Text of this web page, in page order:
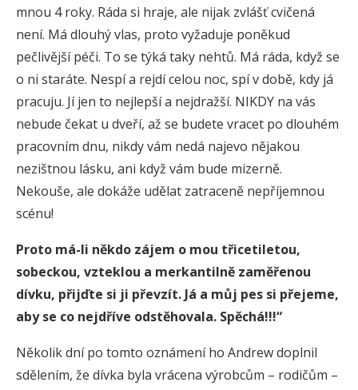
mnou 4 roky. Ráda si hraje, ale nijak zvlášť cvičená
není. Má dlouhý vlas, proto vyžaduje poněkud
pečlivější péči. To se týká taky nehtů. Má ráda, když se
o ni staráte. Nespí a rejdí celou noc, spí v době, kdy já
pracuju. Jí jen to nejlepší a nejdražší. NIKDY na vás
nebude čekat u dveří, až se budete vracet po dlouhém
pracovním dnu, nikdy vám nedá najevo nějakou
nezištnou lásku, ani když vám bude mizerně.
Nekouše, ale dokáže udělat zatraceně nepříjemnou
scénu!
Proto má-li někdo zájem o mou třicetiletou,
sobeckou, vzteklou a merkantilně zaměřenou
dívku, přijďte si ji převzít. Já a můj pes si přejeme,
aby se co nejdříve odstěhovala. Spěchá!!!“
Několik dní po tomto oznámení ho Andrew doplnil
sdělením, že dívka byla vrácena výrobcům – rodičům –